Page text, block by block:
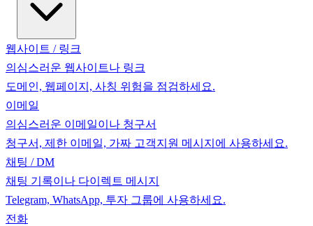
웹사이트 / 링크
의심스러운 웹사이트나 링크
도메인, 웹페이지, 사칭 위험을 점검하세요.
이메일
의심스러운 이메일이나 청구서
청구서, 제한 이메일, 가짜 고객지원 메시지에 사용하세요.
채팅 / DM
채팅 기록이나 다이렉트 메시지
Telegram, WhatsApp, 투자 그룹에 사용하세요.
전화